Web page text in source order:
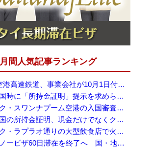
月間人気記事ランキング
タイ3空港高速鉄道、事業会社が10月1日付の契約終了を通知 「現時点での撤退決定ではない」
タイ入国時に「所持金証明」提示を求められる場合も、タイ政府観光庁が外国人旅行者に再周知
バンコク・スワンナプーム空港の入国審査に長蛇の列、SNSで「3～4時間待ち」との投稿が拡散
タイ入国の所持金証明、現金だけでなくクレジットカードや銀行明細も提示可能
バンコク・ラプラオ通りの大型飲食店で火災、27人死亡・多数負傷
タイ、ノービザ60日滞在を終了へ 国・地域別に30日・15日へ再編